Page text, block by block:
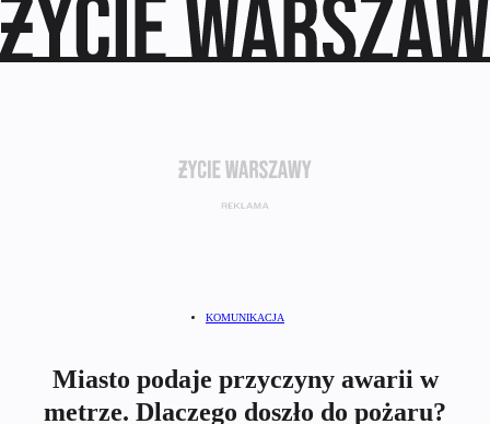
KOMUNIKACJA
Miasto podaje przyczyny awarii w
metrze. Dlaczego doszło do pożaru?